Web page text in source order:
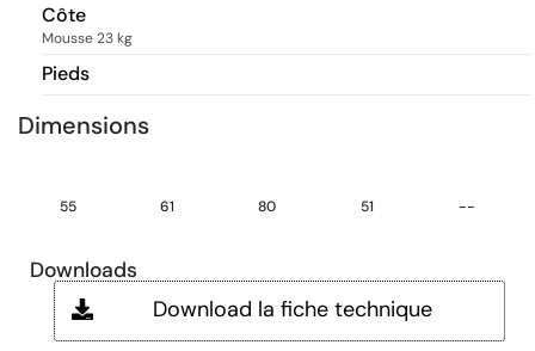
Côte
Mousse 23 kg
Pieds
Dimensions
55 61 80 51 --
Downloads
Download la fiche technique